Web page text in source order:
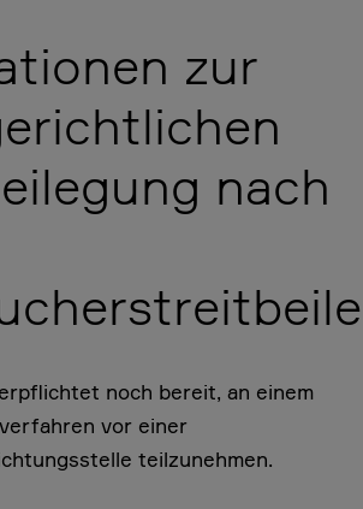
zur
nach
noch bereit, an einem
vor einer
teilzunehmen.